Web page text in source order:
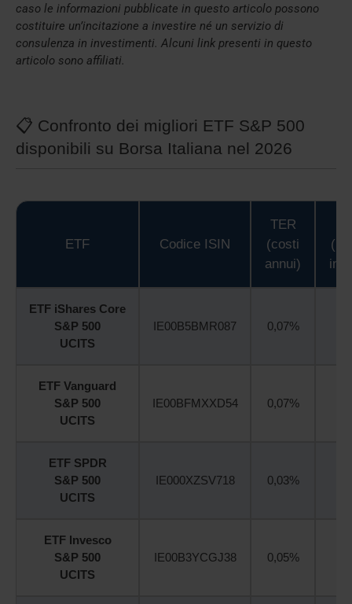
caso le informazioni pubblicate in questo articolo possono
costituire un’incitazione a investire né un servizio di
consulenza in investimenti. Alcuni link presenti in questo
articolo sono affiliati.
📋 Confronto dei migliori ETF S&P 500
disponibili su Borsa Italiana nel 2026
ETF Codice ISIN
TER
(costi
annui)
in
ETF iShares Core
S&P 500
UCITS
IE00B5BMR087 0,07%
ETF Vanguard
S&P 500
UCITS
IE00BFMXXD54 0,07%
ETF SPDR
S&P 500
UCITS
IE000XZSV718 0,03%
ETF Invesco
S&P 500
UCITS
IE00B3YCGJ38 0,05%